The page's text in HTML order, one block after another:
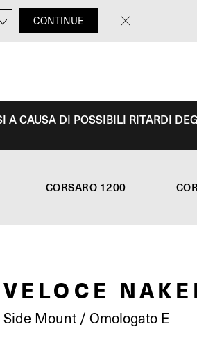
CONTINUE
CAUSA DI POSSIBILI RITARDI
CORSARO 1200
VELOCE
Side Mount / Omologato E